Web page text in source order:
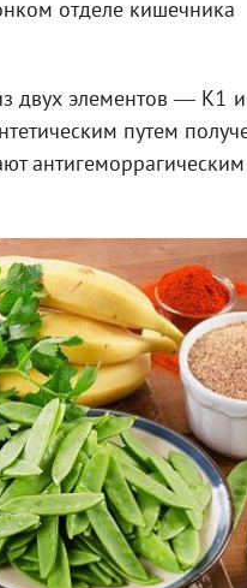
отделе кишечника
двух элементов ― К1
путем
антигеморрагическим